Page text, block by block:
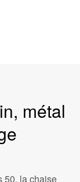
métal
50, la chaise